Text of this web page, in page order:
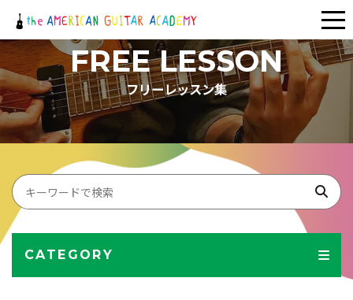
FREE LESSON
フリーレッスン集
CATEGORY
メ
ニ
ュ
ー